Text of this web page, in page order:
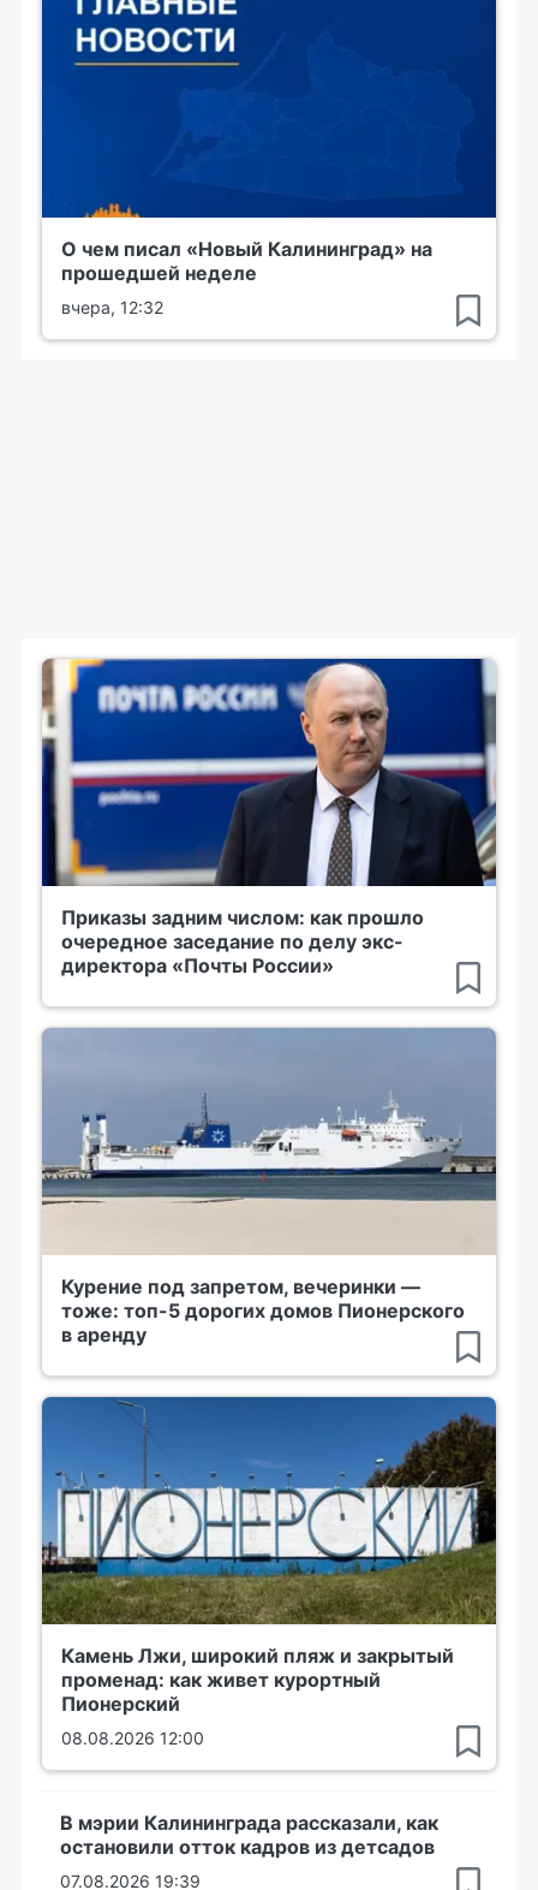
О чем писал «Новый Калининград» на
прошедшей неделе
вчера, 12:32
Приказы задним числом: как прошло
очередное заседание по делу экс-
директора «Почты России»
Курение под запретом, вечеринки —
тоже: топ-5 дорогих домов Пионерского
в аренду
Камень Лжи, широкий пляж и закрытый
променад: как живет курортный
Пионерский
08.08.2026 12:00
В мэрии Калининграда рассказали, как
остановили отток кадров из детсадов
07.08.2026 19:39